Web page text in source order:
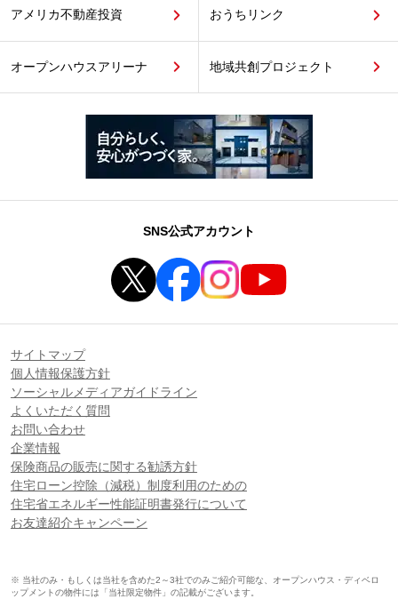
アメリカ不動産投資 おうちリンク
オープンハウスアリーナ 地域共創プロジェクト
SNS公式アカウント
サイトマップ
個人情報保護方針
ソーシャルメディアガイドライン
よくいただく質問
お問い合わせ
企業情報
保険商品の販売に関する勧誘方針
住宅ローン控除（減税）制度利用のための
住宅省エネルギー性能証明書発行について
お友達紹介キャンペーン
※ 当社のみ・もしくは当社を含めた2～3社でのみご紹介可能な、オープンハウス・ディベロ
ップメントの物件には「当社限定物件」の記載がございます。